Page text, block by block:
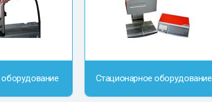
Стационарное оборудование